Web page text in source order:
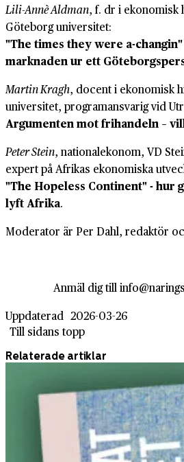
Lili-Annè Aldman, f. dr i ekonomisk
Göteborg universitet:
"The times they were a-
marknaden ur ett
Martin Kragh, docent i ekonomisk
universitet, programansvarig vid
Argumenten mot frihandeln –
Peter Stein, nationalekonom, VD
expert på Afrikas ekonomiska
"The Hopeless Continent" - hur
lyft Afrika.
Moderator är Per Dahl, redaktör
Anmäl dig till
Uppdaterad 2026-03-26
Till sidans topp
Relaterade artiklar